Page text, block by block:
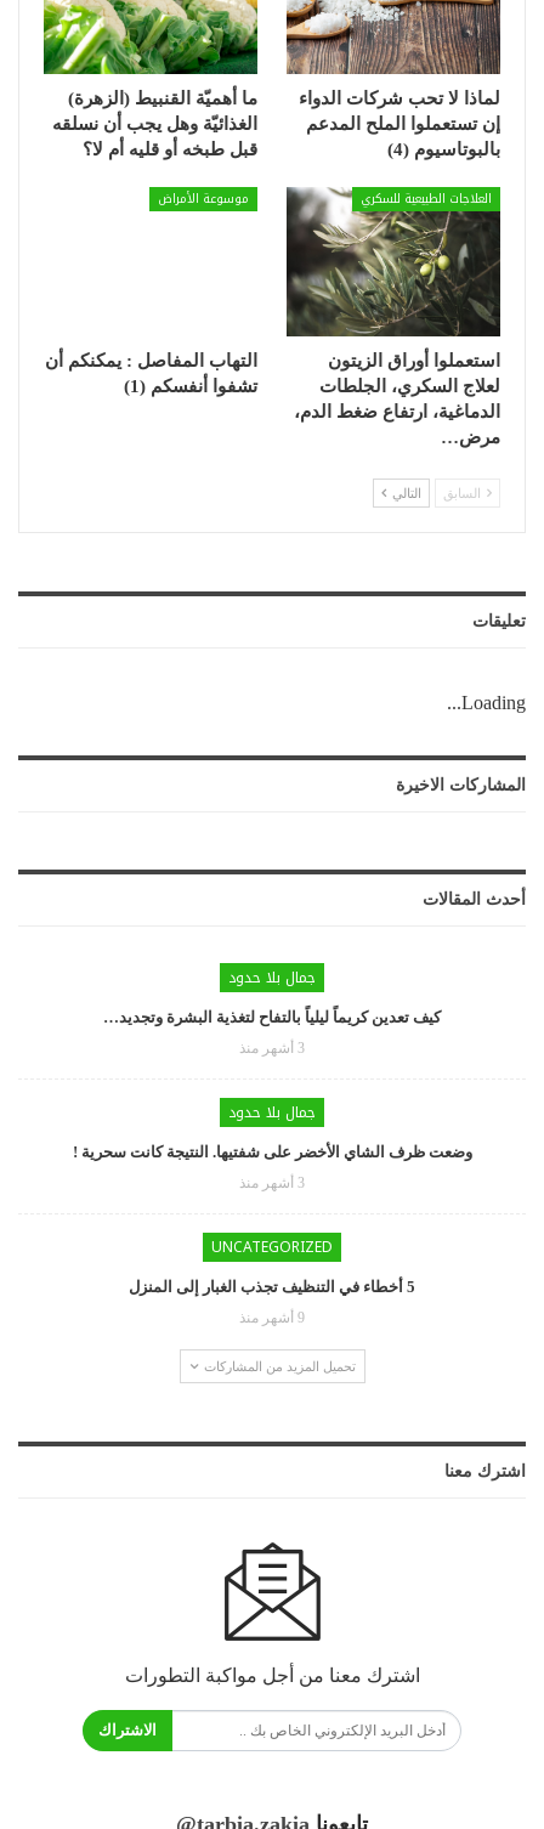
لماذا لا تحب شركات الدواء
إن تستعملوا الملح المدعم
بالبوتاسيوم (4)
ما أهميّة القنبيط (الزهرة)
الغذائيّة وهل يجب أن نسلقه
قبل طبخه أو قليه أم لا؟
العلاجات الطبيعية للسكري
استعملوا أوراق الزيتون
لعلاج السكري، الجلطات
الدماغية، ارتفاع ضغط الدم،
مرض…
موسوعة الأمراض
التهاب المفاصل : يمكنكم أن
تشفوا أنفسكم (1)
السابق التالي
تعليقات
Loading...
المشاركات الاخيرة
أحدث المقالات
جمال بلا حدود
كيف تعدين كريماً ليلياً بالتفاح لتغذية البشرة وتجديد…
3 أشهر منذ
جمال بلا حدود
وضعت ظرف الشاي الأخضر على شفتيها. النتيجة كانت سحرية !
3 أشهر منذ
UNCATEGORIZED
5 أخطاء في التنظيف تجذب الغبار إلى المنزل
9 أشهر منذ
تحميل المزيد من المشاركات
اشترك معنا
اشترك معنا من أجل مواكبة التطورات
الاشتراك